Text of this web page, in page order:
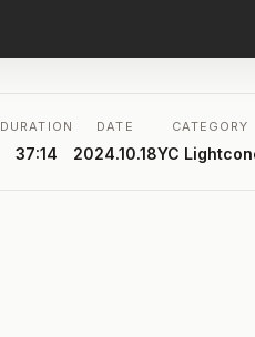
DURATION
37:14
DATE
2024.10.18
CATEGORY
YC